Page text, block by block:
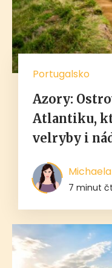
Portugalsko
Azory:
Atlantiku,
velryby i
7 minut